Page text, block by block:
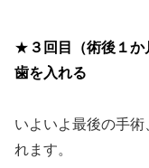
★ ３回目（術後１か
歯を入れる
いよいよ最後の手
れます。